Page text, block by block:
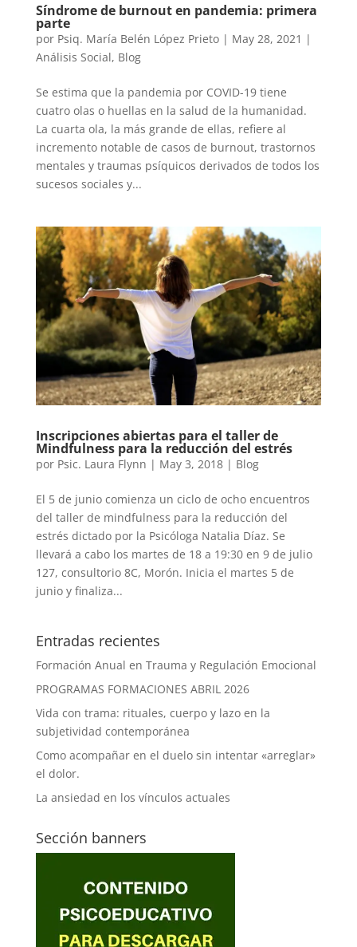
Síndrome de burnout en pandemia: primera
parte
por Psiq. María Belén López Prieto| May 28, 2021 |
Análisis Social, Blog
Se estima que la pandemia por COVID-19 tiene
cuatro olas o huellas en la salud de la humanidad.
La cuarta ola, la más grande de ellas, refiere al
incremento notable de casos de burnout, trastornos
mentales y traumas psíquicos derivados de todos los
sucesos sociales y...
Inscripciones abiertas para el taller de
Mindfulness para la reducción del estrés
por Psic. Laura Flynn | May 3, 2018| Blog
El 5 de junio comienza un ciclo de ocho encuentros
del taller de mindfulness para la reducción del
estrés dictado por la Psicóloga Natalia Díaz. Se
llevará a cabo los martes de 18 a 19:30 en 9 de julio
127, consultorio 8C, Morón. Inicia el martes 5 de
junio y finaliza...
Entradas recientes
Formación Anual en Trauma y Regulación Emocional
PROGRAMAS FORMACIONES ABRIL 2026
Vida con trama: rituales, cuerpo y lazo en la
subjetividad contemporánea
Como acompañar en el duelo sin intentar «arreglar»
el dolor.
La ansiedad en los vínculos actuales
Sección banners